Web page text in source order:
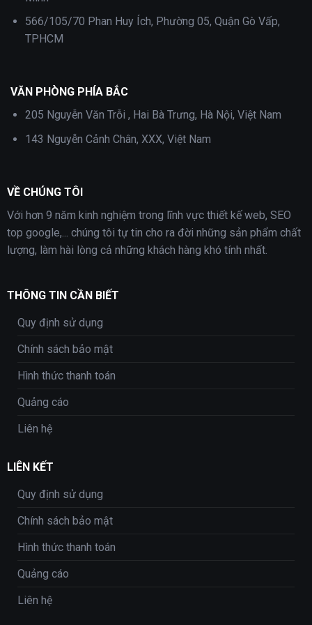
566/105/70 Phan Huy Ích, Phường 05, Quận Gò Vấp,
TPHCM
VĂN PHÒNG PHÍA BẮC
205 Nguyễn Văn Trỗi , Hai Bà Trưng, Hà Nội, Việt Nam
143 Nguyễn Cảnh Chân, XXX, Việt Nam
VỀ CHÚNG TÔI
Với hơn 9 năm kinh nghiệm trong lĩnh vực thiết kế web, SEO
top google,... chúng tôi tự tin cho ra đời những sản phẩm chất
lượng, làm hài lòng cả những khách hàng khó tính nhất.
THÔNG TIN CẦN BIẾT
Quy định sử dụng
Chính sách bảo mật
Hình thức thanh toán
Quảng cáo
Liên hệ
LIÊN KẾT
Quy định sử dụng
Chính sách bảo mật
Hình thức thanh toán
Quảng cáo
Liên hệ